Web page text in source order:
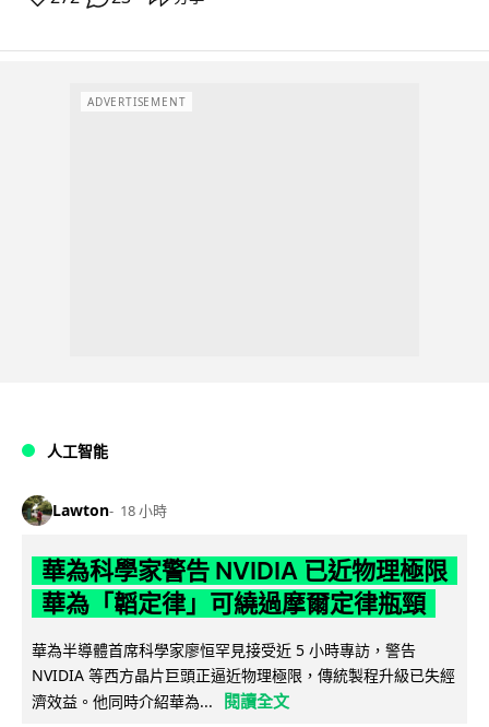
ADVERTISEMENT
人工智能
Lawton 18 小時
華為科學家警告 NVIDIA 已近物理極限
華為「韜定律」可繞過摩爾定律瓶頸
華為半導體首席科學家廖恒罕見接受近 5 小時專訪，警告
NVIDIA 等西方晶片巨頭正逼近物理極限，傳統製程升級已失經
濟效益。他同時介紹華為...
閱讀全文